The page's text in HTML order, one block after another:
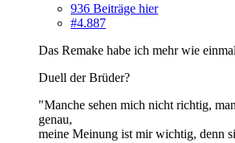
936 Beiträge hier
#4.887
Das Remake habe ich mehr wie
Duell der Brüder?
"Manche sehen mich nicht richtig,
genau,
meine Meinung ist mir wichtig, denn